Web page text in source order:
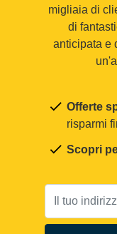
migliaia di
di
anticipata e
Offerte
risparmi
Scopri